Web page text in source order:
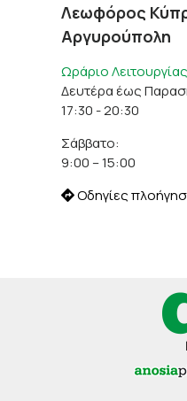
Λεωφόρος
Αργυρούπολη
Ωράριο
Δευτέρα έως
17:30 - 20:30
Σάββατο:
9:00 – 15:00
Οδηγίες